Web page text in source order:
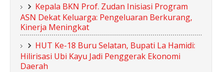
Kepala BKN Prof. Zudan Inisiasi Program
ASN Dekat Keluarga: Pengeluaran Berkurang,
Kinerja Meningkat
HUT Ke-18 Buru Selatan, Bupati La Hamidi:
Hilirisasi Ubi Kayu Jadi Penggerak Ekonomi
Daerah